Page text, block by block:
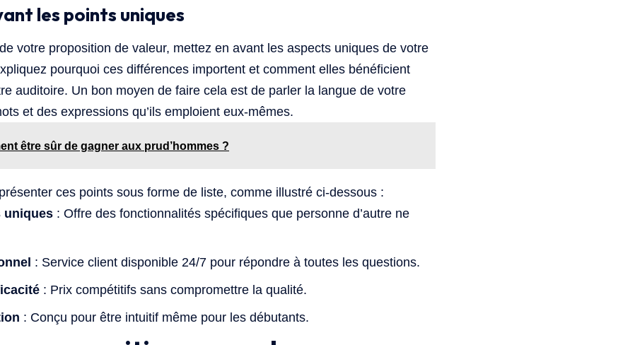
les points uniques
votre proposition de valeur, mettez en avant les aspects uniques de votre
pourquoi ces différences importent et comment elles bénéficient
auditoire. Un bon moyen de faire cela est de parler la langue de votre
et des expressions qu’ils emploient eux-mêmes.
être sûr de gagner aux prud’hommes ?
ces points sous forme de liste, comme illustré ci-dessous :
uniques : Offre des fonctionnalités spécifiques que personne d’autre ne
: Service client disponible 24/7 pour répondre à toutes les questions.
: Prix compétitifs sans compromettre la qualité.
: Conçu pour être intuitif même pour les débutants.